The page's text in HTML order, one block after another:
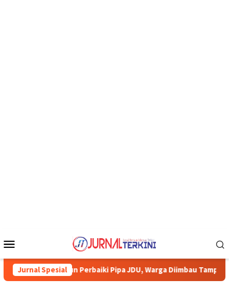
Mobile
Jurnal Spesial
Mulia Karimun Perbaiki Pipa JDU, Warga Diimbau Tampung Air